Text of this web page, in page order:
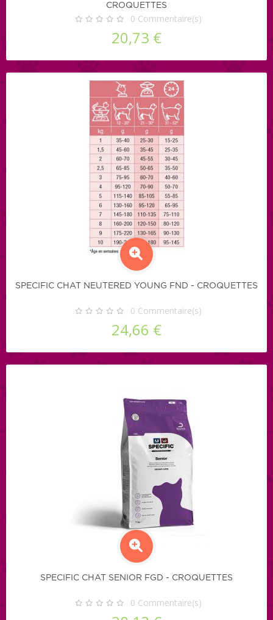
CROQUETTES
0 Commentaire(s)
20,73 €
SPECIFIC CHAT NEUTERED YOUNG FND - CROQUETTES
0 Commentaire(s)
24,66 €
SPECIFIC CHAT SENIOR FGD - CROQUETTES
0 Commentaire(s)